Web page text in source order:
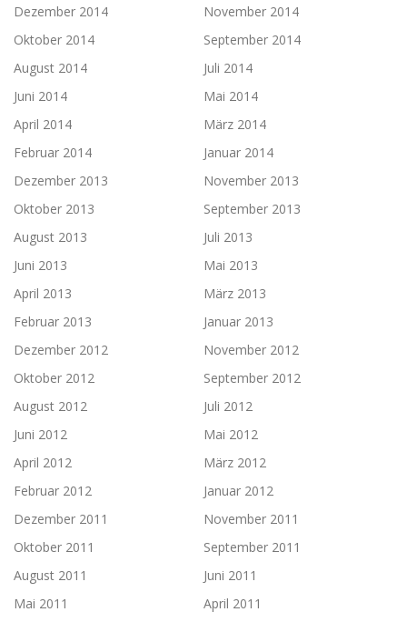
Dezember 2014
November 2014
Oktober 2014
September 2014
August 2014
Juli 2014
Juni 2014
Mai 2014
April 2014
März 2014
Februar 2014
Januar 2014
Dezember 2013
November 2013
Oktober 2013
September 2013
August 2013
Juli 2013
Juni 2013
Mai 2013
April 2013
März 2013
Februar 2013
Januar 2013
Dezember 2012
November 2012
Oktober 2012
September 2012
August 2012
Juli 2012
Juni 2012
Mai 2012
April 2012
März 2012
Februar 2012
Januar 2012
Dezember 2011
November 2011
Oktober 2011
September 2011
August 2011
Juni 2011
Mai 2011
April 2011